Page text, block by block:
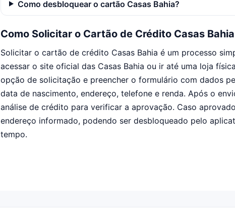
Como desbloquear o cartão Casas Bahia?
Como Solicitar o Cartão de Crédito Casas Bahia
Solicitar o cartão de crédito Casas Bahia é um processo
acessar o site oficial das Casas Bahia ou ir até uma loja
opção de solicitação e preencher o formulário com dados
data de nascimento, endereço, telefone e renda. Após o
análise de crédito para verificar a aprovação. Caso
endereço informado, podendo ser desbloqueado pelo
tempo.